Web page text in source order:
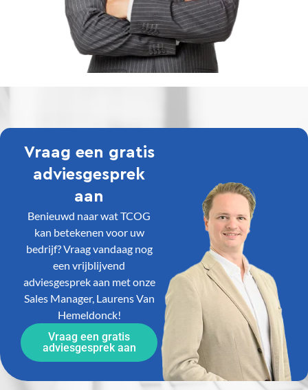
Vraag een gratis
adviesgesprek
aan
Benieuwd naar wat TCOG
kan betekenen voor uw
bedrijf? Vraag vandaag nog
een vrijblijvend
adviesgesprek aan met onze
Sales Manager, Laurens Van
Hemeldonck!
Vraag een gratis
adviesgesprek aan